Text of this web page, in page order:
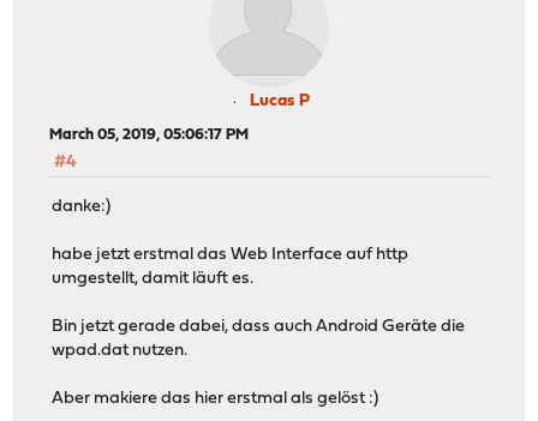
Lucas P
March 05, 2019, 05:06:17 PM
#4
danke:)
habe jetzt erstmal das Web Interface auf http
umgestellt, damit läuft es.
Bin jetzt gerade dabei, dass auch Android Geräte die
wpad.dat nutzen.
Aber makiere das hier erstmal als gelöst :)